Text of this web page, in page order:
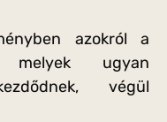
azokról a
melyek ugyan
végül